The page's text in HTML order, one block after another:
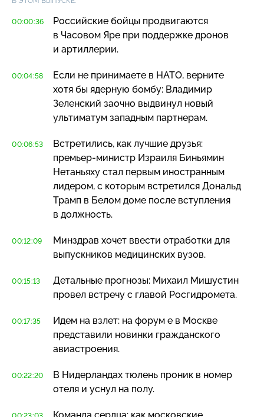
00:00:36
Российские бойцы продвигаются
в Часовом Яре при поддержке дронов
и артиллерии.
00:04:58
Если не принимаете в НАТО, верните
хотя бы ядерную бомбу: Владимир
Зеленский заочно выдвинул новый
ультиматум западным партнерам.
00:06:53
Встретились, как лучшие друзья:
премьер-министр Израиля Биньямин
Нетаньяху стал первым иностранным
лидером, с которым встретился Дональд
Трамп в Белом доме после вступления
в должность.
00:12:09
Минздрав хочет ввести отработки для
выпускников медицинских вузов.
00:15:13
Детальные прогнозы: Михаил Мишустин
провел встречу с главой Росгидромета.
00:17:35
Идем на взлет: на форум е в Москве
представили новинки гражданского
авиастроения.
00:22:20
В Нидерландах тюлень проник в номер
отеля и уснул на полу.